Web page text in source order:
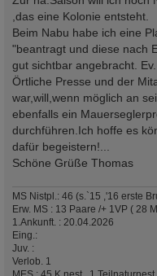
,das eine Kolonie entsteht.
Beim Nabu habe ich eine
"beantragt und diese nach
gut sichtbar angebracht.
Örtliche Presse und der
war,will,wenn möglich an
ebenfalls ein
durchführen.Ich hoffe es
dafür begeistern!...
Schöne Grüße Thomas
MS Nistpl.: 46 (s.`15 ,'16 erste
Erw. MS : 13 Paare /+ 1VP ( 28
1.Ankunft. : 20.04.2026
Eing.:
Juv. :
Verlob. 1